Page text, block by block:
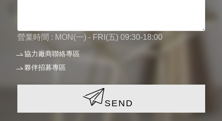
營業時間 : MON(一) - FRI(五) 09:30-18:00
協力廠商聯絡專區
夥伴招募專區
SEND